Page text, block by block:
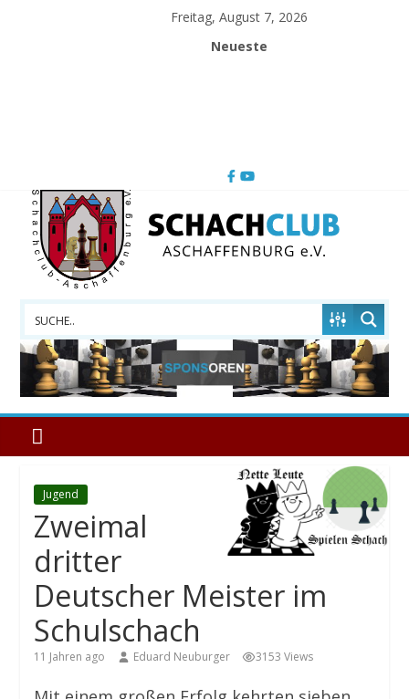
Freitag, August 7, 2026
Neueste
Schachclub
Aschaffenburg
Jugend
Zweimal
dritter
Deutscher Meister im
Schulschach
11 Jahren ago Eduard Neuburger 3153 Views